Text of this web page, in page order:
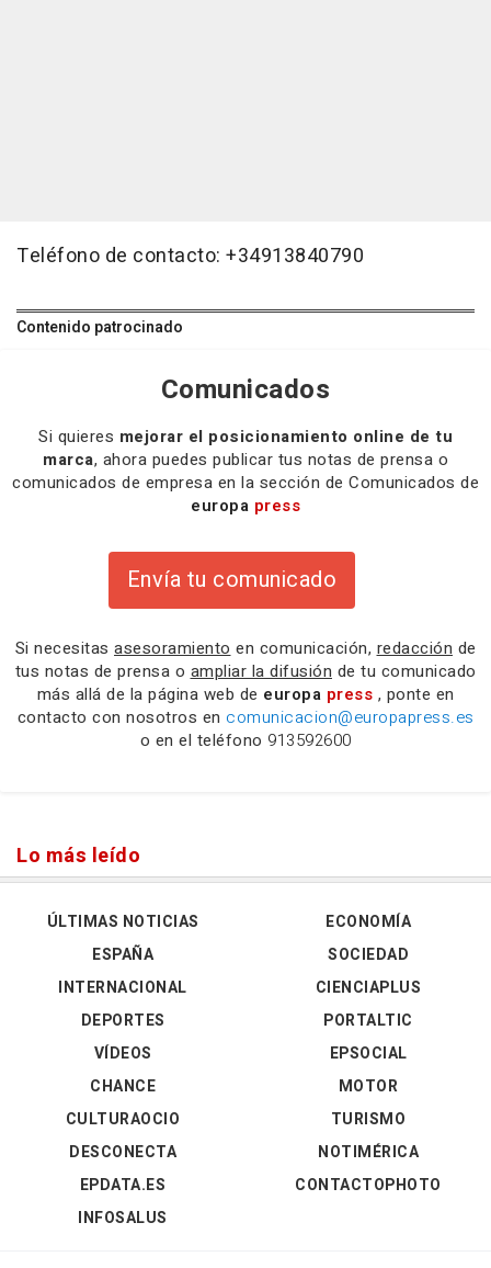
Teléfono de contacto: +34913840790
Contenido patrocinado
Comunicados
Si quieres mejorar el posicionamiento online de tu
marca, ahora puedes publicar tus notas de prensa o
comunicados de empresa en la sección de Comunicados de
europa press
Envía tu comunicado
Si necesitas asesoramiento en comunicación, redacción de
tus notas de prensa o ampliar la difusión de tu comunicado
más allá de la página web de europa press , ponte en
contacto con nosotros en comunicacion@europapress.es
o en el teléfono 913592600
Lo más leído
ÚLTIMAS NOTICIAS
ESPAÑA
INTERNACIONAL
DEPORTES
VÍDEOS
ECONOMÍA
SOCIEDAD
CIENCIAPLUS
PORTALTIC
EPSOCIAL
CHANCE
CULTURAOCIO
DESCONECTA
EPDATA.ES
INFOSALUS
MOTOR
TURISMO
NOTIMÉRICA
CONTACTOPHOTO